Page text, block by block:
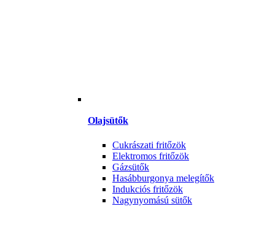
Olajsütők
Cukrászati fritőzök
Elektromos fritőzök
Gázsütők
Hasábburgonya melegítők
Indukciós fritőzök
Nagynyomású sütők